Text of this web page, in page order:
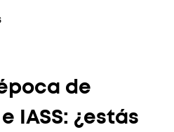
de
IASS: ¿estás